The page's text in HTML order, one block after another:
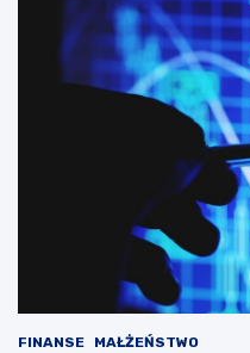
FINANSE MAŁŻEŃSTWO